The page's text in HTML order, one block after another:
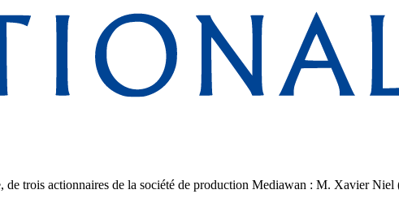
de trois actionnaires de la société de production Mediawan : M. Xavier